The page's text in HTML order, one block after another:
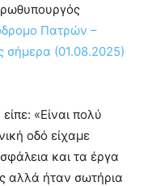
Πατρών –
σήμερα (01.08.2025)
«Είναι πολύ
οδό είχαμε
και τα έργα
αλλά ήταν σωτήρια